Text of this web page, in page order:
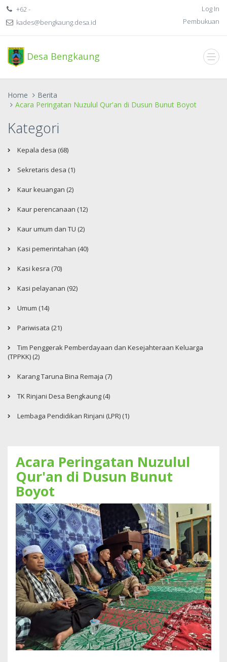
+62 -
kades@bengkaung.desa.id
Log In
Pembukuan
Desa Bengkaung
Home
Berita
Acara Peringatan Nuzulul Qur'an di Dusun Bunut Boyot
Kategori
Kepala desa (68)
Sekretaris desa (1)
Kaur keuangan (2)
Kaur perencanaan (12)
Kaur umum dan TU (2)
Kasi pemerintahan (40)
Kasi kesra (70)
Kasi pelayanan (92)
Umum (14)
Pariwisata (21)
Tim Penggerak Pemberdayaan dan Kesejahteraan Keluarga
(TPPKK) (2)
Karang Taruna Bina Remaja (7)
TK Rinjani Desa Bengkaung (4)
Lembaga Pendidikan Rinjani (LPR) (1)
Acara Peringatan Nuzulul
Qur'an di Dusun Bunut
Boyot